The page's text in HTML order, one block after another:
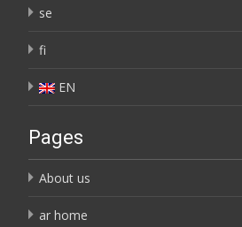
se
fi
EN
Pages
About us
ar home